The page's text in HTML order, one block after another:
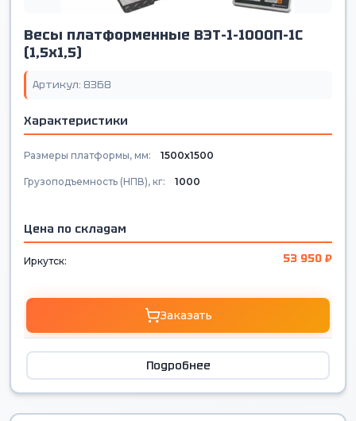
Весы платформенные ВЭТ-1-1000П-1С
(1,5х1,5)
Артикул: 8368
Характеристики
Размеры платформы, мм: 1500х1500
Грузоподъемность (НПВ), кг: 1000
Цена по складам
Иркутск: 53 950 ₽
Заказать
Подробнее